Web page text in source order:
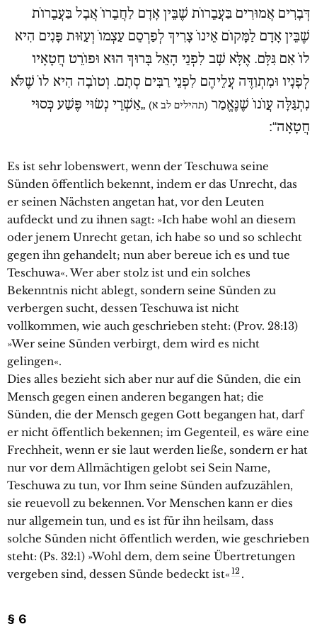
דְּבָרִים אֲמוּרִים בַּעֲבֵרוֹת שֶׁבֵּין אָדָם לַחֲבֵרוֹ אֲבָל בַּעֲבֵרוֹת
שֶׁבֵּין אָדָם לַמָּקוֹם אֵינוֹ צָרִיךְ לְפַרְסֵם עַצְמוֹ וְעַזּוּת פָּנִים הִיא
לוֹ אִם גִּלָּם. אֶלָּא שָׁב לִפְנֵי הָאֵל בָּרוּךְ הוּא וּפוֹרֵט חֲטָאָיו
לְפָנָיו וּמִתְוַדֶּה עֲלֵיהֶם לִפְנֵי רַבִּים סְתָם. וְטוֹבָה הִיא לוֹ שֶׁלֹּא
נִתְגַּלָּה עֲוֹנוֹ שֶׁנֶּאֱמַר (תהילים לב א) „אַשְׁרֵי נְשׂוּי פֶּשַׁע כְּסוּי
חֲטָאָה“:
Es ist sehr lobenswert, wenn der Teschuwa seine
Sünden öffentlich bekennt, indem er das Unrecht, das
er seinen Nächsten angetan hat, vor den Leuten
aufdeckt und zu ihnen sagt: »Ich habe wohl an diesem
oder jenem Unrecht getan, ich habe so und so schlecht
gegen ihn gehandelt; nun aber bereue ich es und tue
Teschuwa«. Wer aber stolz ist und ein solches
Bekenntnis nicht ablegt, sondern seine Sünden zu
verbergen sucht, dessen Teschuwa ist nicht
vollkommen, wie auch geschrieben steht: (Prov. 28:13)
»Wer seine Sünden verbirgt, dem wird es nicht
gelingen«.
Dies alles bezieht sich aber nur auf die Sünden, die ein
Mensch gegen einen anderen begangen hat; die
Sünden, die der Mensch gegen Gott begangen hat, darf
er nicht öffentlich bekennen; im Gegenteil, es wäre eine
Frechheit, wenn er sie laut werden ließe, sondern er hat
nur vor dem Allmächtigen gelobt sei Sein Name,
Teschuwa zu tun, vor Ihm seine Sünden aufzuzählen,
sie reuevoll zu bekennen. Vor Menschen kann er dies
nur allgemein tun, und es ist für ihn heilsam, dass
solche Sünden nicht öffentlich werden, wie geschrieben
steht: (Ps. 32:1) »Wohl dem, dem seine Übertretungen
vergeben sind, dessen Sünde bedeckt ist« 12 .
§ 6